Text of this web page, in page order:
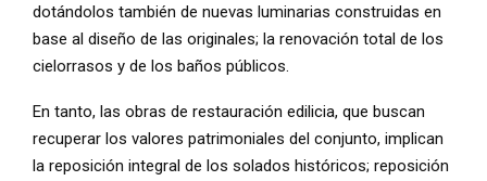
dotándolos también de nuevas luminarias construidas en
base al diseño de las originales; la renovación total de los
cielorrasos y de los baños públicos.
En tanto, las obras de restauración edilicia, que buscan
recuperar los valores patrimoniales del conjunto, implican
la reposición integral de los solados históricos; reposición